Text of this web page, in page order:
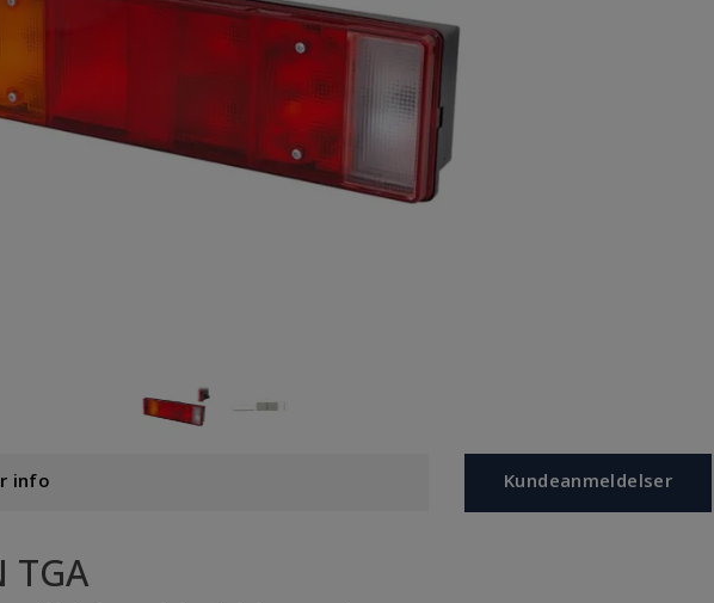
info
TGA
Kundeanmeldelser